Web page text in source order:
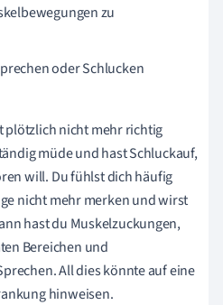
zu
oder Schlucken
plötzlich nicht mehr richtig
müde und hast Schluckauf,
will. Du fühlst dich häufig
nicht mehr merken und wirst
hast du Muskelzuckungen,
Bereichen und
All dies könnte auf eine
hinweisen.